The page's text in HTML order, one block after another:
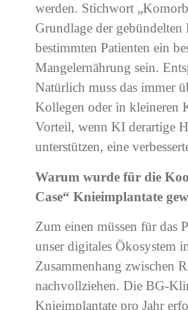
werden. Stichwort
Grundlage der gebündelten
bestimmten Patienten ein
Mangelernährung sein.
Natürlich muss das immer
Kollegen oder in kleineren
Vorteil, wenn KI derartige
unterstützen, eine
Warum wurde für die
Case“ Knieimplantate
Zum einen müssen für das
unser digitales Ökosystem
Zusammenhang zwischen
nachvollziehen. Die BG-
Knieimplantate pro Jahr